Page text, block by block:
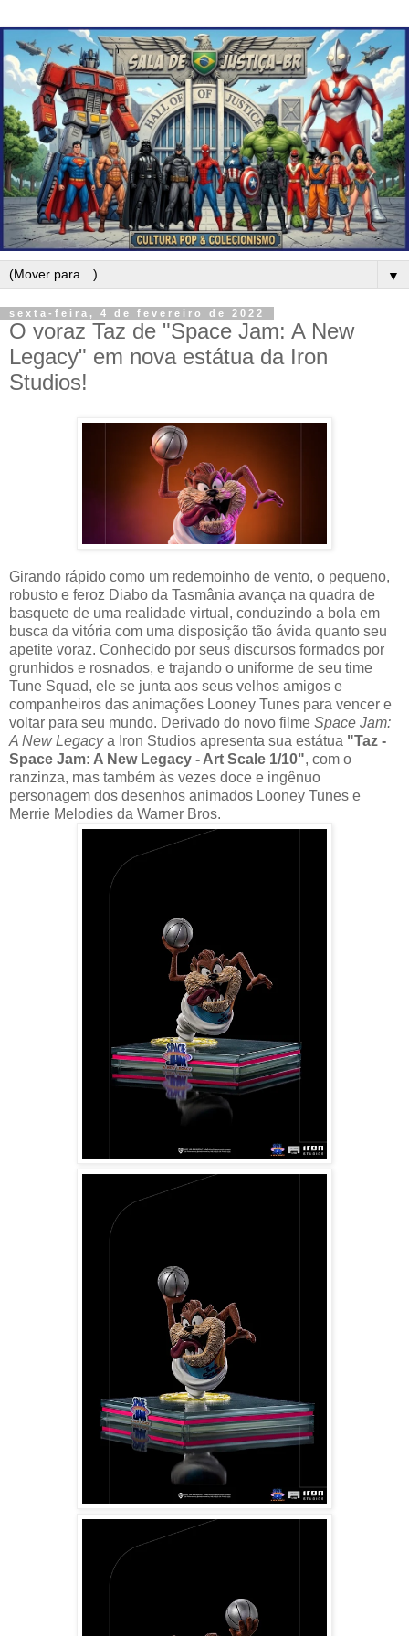
▼
sexta-feira, 4 de fevereiro de 2022
O voraz Taz de "Space Jam: A New
Legacy" em nova estátua da Iron
Studios!
Girando rápido como um redemoinho de vento, o pequeno,
robusto e feroz Diabo da Tasmânia avança na quadra de
basquete de uma realidade virtual, conduzindo a bola em
busca da vitória com uma disposição tão ávida quanto seu
apetite voraz. Conhecido por seus discursos formados por
grunhidos e rosnados, e trajando o uniforme de seu time
Tune Squad, ele se junta aos seus velhos amigos e
companheiros das animações Looney Tunes para vencer e
voltar para seu mundo. Derivado do novo filme Space Jam:
A New Legacya Iron Studios apresenta sua estátua "Taz -
Space Jam: A New Legacy - Art Scale 1/10", com o
ranzinza, mas também às vezes doce e ingênuo
personagem dos desenhos animados Looney Tunes e
Merrie Melodies da Warner Bros.